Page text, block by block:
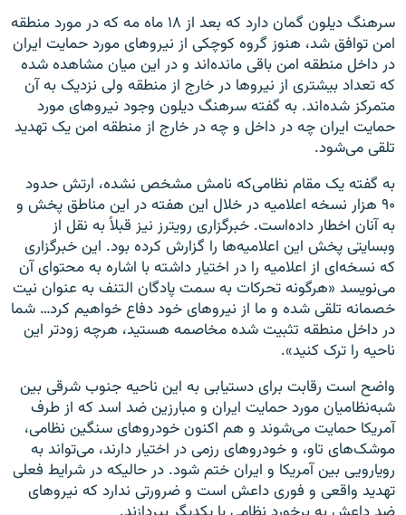
سرهنگ دیلون گمان دارد که بعد از ۱۸ ماه مه که در مورد منطقه
امن توافق شد، هنوز گروه کوچکی از نیروهای مورد حمایت ایران
در داخل منطقه امن باقی مانده‌اند و در این میان مشاهده شده
که تعداد بیشتری از نیروها در خارج از منطقه ولی نزدیک به آن
متمرکز شده‌اند. به گفته سرهنگ دیلون وجود نیروهای مورد
حمایت ایران چه در داخل و چه در خارج از منطقه امن یک تهدید
تلقی می‌شود.
به گفته یک مقام نظامی‌که نامش مشخص نشده، ارتش حدود
۹۰ هزار نسخه اعلامیه در خلال این هفته در این مناطق پخش و
به آنان اخطار داده‌است. خبرگزاری رویترز نیز قبلاً به نقل از
وبسایتی پخش این اعلامیه‌ها را گزارش کرده بود. این خبرگزاری
که نسخه‌ای از اعلامیه را در اختیار داشته با اشاره به محتوای آن
می‌نویسد «هرگونه تحرکات به سمت پادگان التنف به عنوان نیت
خصمانه تلقی شده و ما از نیروهای خود دفاع خواهیم کرد… شما
در داخل منطقه تثبیت شده مخاصمه هستید، هرچه زودتر این
ناحیه را ترک کنید».
واضح است رقابت برای دستیابی به این ناحیه جنوب شرقی بین
شبه‌نظامیان مورد حمایت ایران و مبارزین ضد اسد که از طرف
آمریکا حمایت می‌شوند و هم اکنون خودروهای سنگین نظامی،
موشک‌های تاو، و خودروهای رزمی در اختیار دارند، می‌تواند به
رویارویی بین آمریکا و ایران ختم شود. در حالیکه در شرایط فعلی
تهدید واقعی و فوری داعش است و ضرورتی ندارد که نیروهای